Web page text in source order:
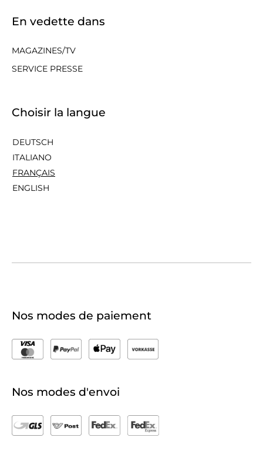
En vedette dans
MAGAZINES/TV
SERVICE PRESSE
Choisir la langue
DEUTSCH
ITALIANO
FRANÇAIS
ENGLISH
Nos modes de paiement
Nos modes d'envoi